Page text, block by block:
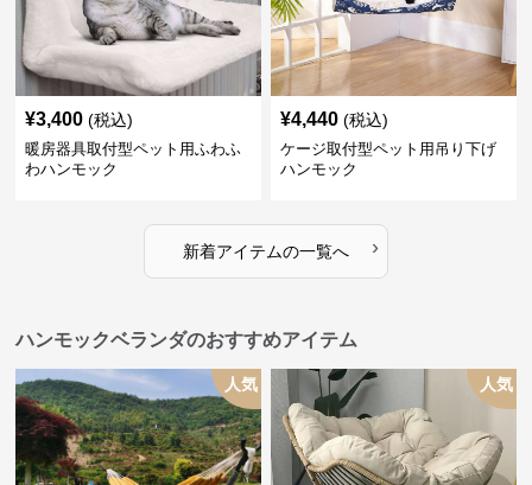
¥3,400 (税込)
暖房器具取付型ペット用ふわふ
わハンモック
¥4,440 (税込)
ケージ取付型ペット用吊り下げ
ハンモック
新着アイテムの一覧へ ›
ハンモックベランダのおすすめアイテム
人気 人気